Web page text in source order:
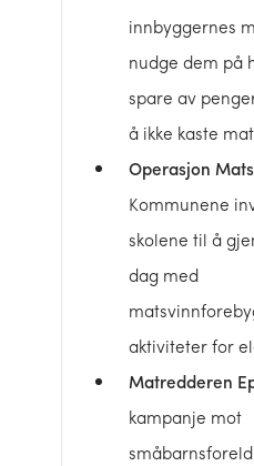
innbyggernes
nudge dem på
spare av
å ikke kaste mat
Operasjon
Kommunene
skolene til å
dag med
aktiviteter for
Matredderen
kampanje mot